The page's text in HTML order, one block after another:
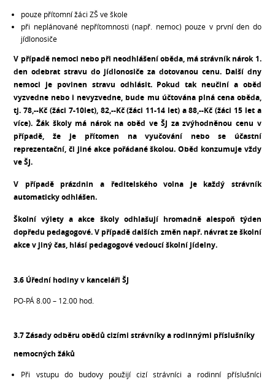
pouze přítomní žáci ZŠ ve škole
při neplánované nepřítomnosti (např. nemoc) pouze v první den do
jídlonosiče
V případě nemoci nebo při neodhlášení oběda, má strávník nárok 1.
den odebrat stravu do jídlonosiče za dotovanou cenu. Další dny
nemoci je povinen stravu odhlásit. Pokud tak neučiní a oběd
vyzvedne nebo i nevyzvedne, bude mu účtována plná cena oběda,
tj. 78,--Kč (žáci 7-10let), 82,--Kč (žáci 11-14 let) a 88,--Kč (žáci 15 let a
více). Žák školy má nárok na oběd ve ŠJ za zvýhodněnou cenu v
případě, že je přítomen na vyučování nebo se účastní
reprezentační, či jiné akce pořádané školou. Oběd konzumuje vždy
ve ŠJ.
V případě prázdnin a ředitelského volna je každý strávník
automaticky odhlášen.
Školní výlety a akce školy odhlašují hromadně alespoň týden
dopředu pedagogové. V případě dalších změn např. návrat ze školní
akce v jiný čas, hlásí pedagogové vedoucí školní jídelny.
3.6 Úřední hodiny v kanceláři ŠJ
PO-PÁ 8.00 – 12.00 hod.
3.7 Zásady odběru obědů cizími strávníky a rodinnými příslušníky
nemocných žáků
Při vstupu do budovy použijí cizí strávníci a rodinní příslušníci